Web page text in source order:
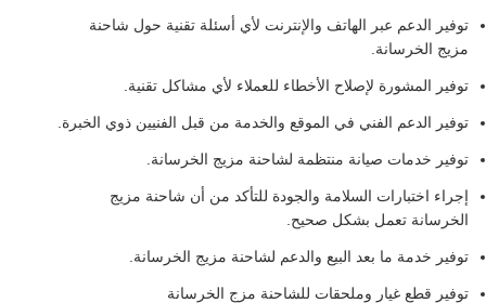
توفير الدعم عبر الهاتف والإنترنت لأي أسئلة تقنية حول شاحنة
مزيج الخرسانة.
توفير المشورة لإصلاح الأخطاء للعملاء لأي مشاكل تقنية.
توفير الدعم الفني في الموقع والخدمة من قبل الفنيين ذوي الخبرة.
توفير خدمات صيانة منتظمة لشاحنة مزيج الخرسانة.
إجراء اختبارات السلامة والجودة للتأكد من أن شاحنة مزيج
الخرسانة تعمل بشكل صحيح.
توفير خدمة ما بعد البيع والدعم لشاحنة مزيج الخرسانة.
توفير قطع غيار وملحقات للشاحنة مزج الخرسانة